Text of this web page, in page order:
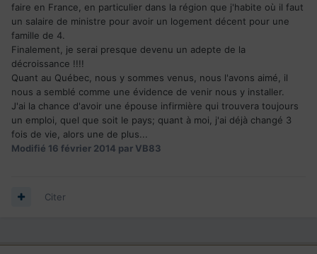
faire en France, en particulier dans la région que j'habite où il faut
un salaire de ministre pour avoir un logement décent pour une
famille de 4.
Finalement, je serai presque devenu un adepte de la
décroissance !!!!
Quant au Québec, nous y sommes venus, nous l'avons aimé, il
nous a semblé comme une évidence de venir nous y installer.
J'ai la chance d'avoir une épouse infirmière qui trouvera toujours
un emploi, quel que soit le pays; quant à moi, j'ai déjà changé 3
fois de vie, alors une de plus...
Modifié 16 février 2014 par VB83
Citer